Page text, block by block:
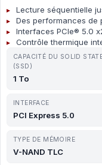
Lecture séquentielle
Des performances de
Interfaces PCIe® 5.0
Contrôle thermique
CAPACITÉ DU SOLID
(SSD)
1 To
INTERFACE
PCI Express 5.0
TYPE DE MÉMOIRE
V-NAND TLC